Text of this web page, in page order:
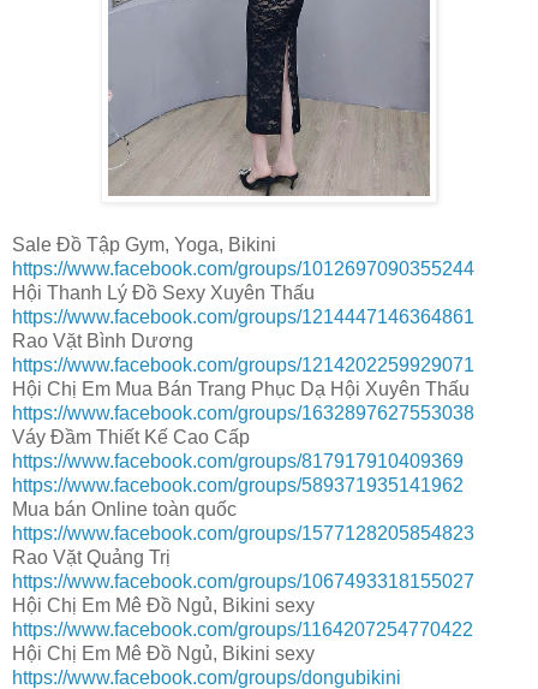
Sale Đồ Tập Gym, Yoga, Bikini
https://www.facebook.com/groups/1012697090355244
Hội Thanh Lý Đồ Sexy Xuyên Thấu
https://www.facebook.com/groups/1214447146364861
Rao Vặt Bình Dương
https://www.facebook.com/groups/1214202259929071
Hội Chị Em Mua Bán Trang Phục Dạ Hội Xuyên Thấu
https://www.facebook.com/groups/1632897627553038
Váy Đầm Thiết Kế Cao Cấp
https://www.facebook.com/groups/817917910409369
https://www.facebook.com/groups/589371935141962
Mua bán Online toàn quốc
https://www.facebook.com/groups/1577128205854823
Rao Vặt Quảng Trị
https://www.facebook.com/groups/1067493318155027
Hội Chị Em Mê Đồ Ngủ, Bikini sexy
https://www.facebook.com/groups/1164207254770422
Hội Chị Em Mê Đồ Ngủ, Bikini sexy
https://www.facebook.com/groups/dongubikini